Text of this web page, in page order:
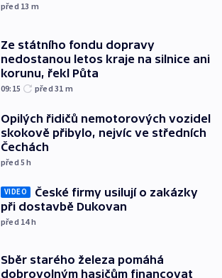
před 13 m
Ze státního fondu dopravy
nedostanou letos kraje na silnice ani
korunu, řekl Půta
09:15 před 31 m
Opilých řidičů nemotorových vozidel
skokově přibylo, nejvíc ve středních
Čechách
před 5h
VIDEO
České firmy usilují o zakázky
při dostavbě Dukovan
před 14h
Sběr starého železa pomáhá
dobrovolným hasičům financovat